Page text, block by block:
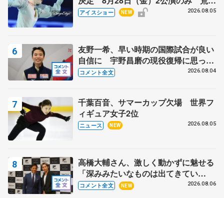
静香さんプロデュース、20周年のアイ
アイスショー NEW 2026.08.05
友野一希、早い時期の国際試合が良い
自信に 宇野昌磨の現役復帰に思って
いること 【アジアンオープントロフ
コメント全文 2026.08.04
千葉百音、サマーカップ欠場 世界フ
ィギュア女子2位
ニュース NEW 2026.08.05
高橋大輔さん、激しく動かずに魅せる
「深みみたいなものは出てきてい
る？」 〝兄さん〟と慕うレジェンド
コメント全文 NEW 2026.08.06